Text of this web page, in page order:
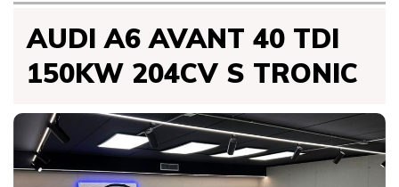
AUDI A6 AVANT 40 TDI
150KW 204CV S TRONIC